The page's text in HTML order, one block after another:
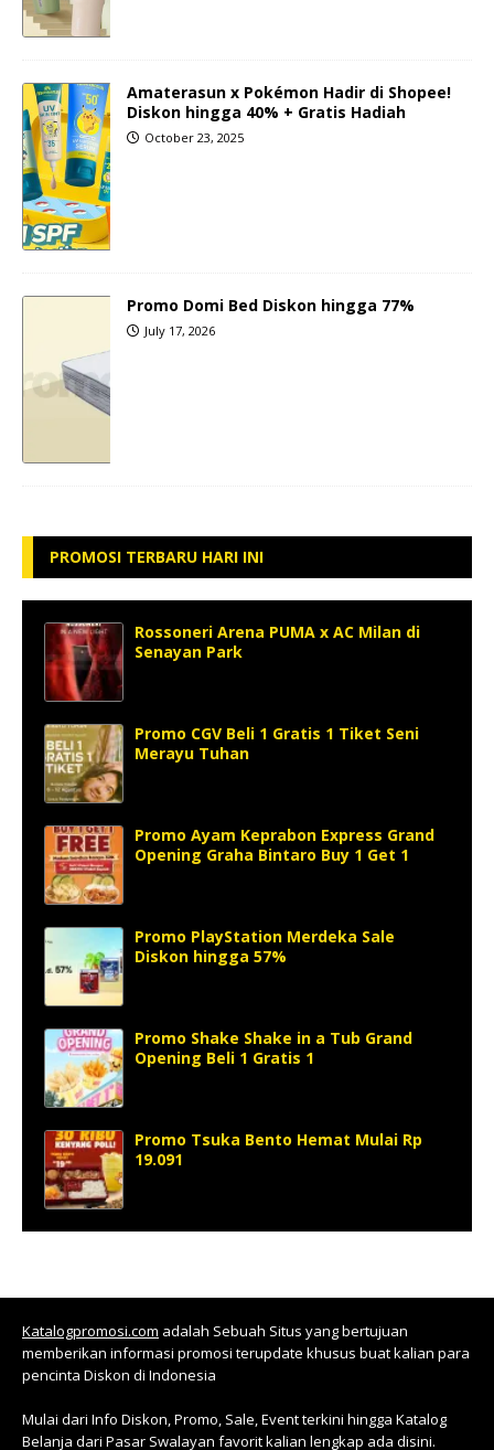
Amaterasun x Pokémon Hadir di Shopee!
Diskon hingga 40% + Gratis Hadiah
October 23, 2025
Promo Domi Bed Diskon hingga 77%
July 17, 2026
PROMOSI TERBARU HARI INI
Rossoneri Arena PUMA x AC Milan di
Senayan Park
Promo CGV Beli 1 Gratis 1 Tiket Seni
Merayu Tuhan
Promo Ayam Keprabon Express Grand
Opening Graha Bintaro Buy 1 Get 1
Promo PlayStation Merdeka Sale
Diskon hingga 57%
Promo Shake Shake in a Tub Grand
Opening Beli 1 Gratis 1
Promo Tsuka Bento Hemat Mulai Rp
19.091
Katalogpromosi.com adalah Sebuah Situs yang bertujuan
memberikan informasi promosi terupdate khusus buat kalian para
pencinta Diskon di Indonesia
Mulai dari Info Diskon, Promo, Sale, Event terkini hingga Katalog
Belanja dari Pasar Swalayan favorit kalian lengkap ada disini.